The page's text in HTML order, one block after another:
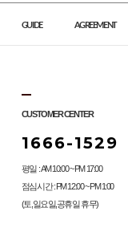
GUIDE AGREEMENT
CUSTOMER CENTER
1666-1529
평일 : AM 10:00 ~ PM 17:00
점심시간 : PM 12:00 ~ PM 1:00
(토,일요일,공휴일 휴무)